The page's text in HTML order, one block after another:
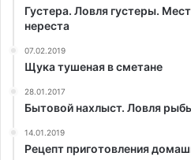
Густера. Ловля густеры.
нереста
07.02.2019
Щука тушеная в сметане
28.01.2017
Бытовой нахлыст. Ловля
14.01.2019
Рецепт приготовления